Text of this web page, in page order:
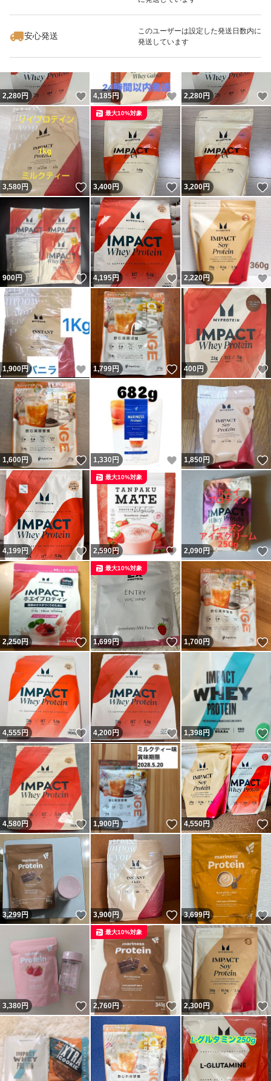
安心発送
このユーザーは設定した発送日数内に
発送しています
いいね！
1,500
2,280円 いいね！
4,185円 いいね！
2,280円
3,580円 いいね！
3,400円 いいね！
最大10%対象
3,200円
900円 いいね！
4,195円 いいね！
2,220円
1,900円 いいね！
1,799円 いいね！
400円
1,600円 いいね！
1,330 円 いいね！
1,850円
4,199円 いいね！
2,590円 いいね！
最大10%対象
2,090円
2,250円 いいね！
1,699円 いいね！
最大10%対象
1,700円
4,555円 いいね！
4,200円 いいね！
1,398円
4,580円 いいね！
1,900円 いいね！
4,550円
3,299円 いいね！
3,900円 いいね！
3,699円
3,380円 いいね！
2,760円 いいね！
最大10%対象
2,300円